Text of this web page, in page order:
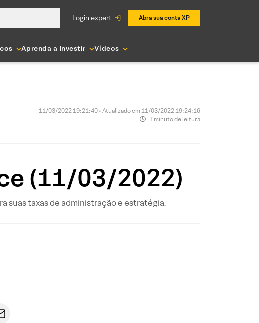
login expert Abra sua conta XP
Aprenda a Investir Vídeos
11/03/2022 19:21:40 • Atualizado em 11/03/2022 19:24:16
1 minuto de leitura
(11/03/2022)
suas taxas de administração e estratégia.